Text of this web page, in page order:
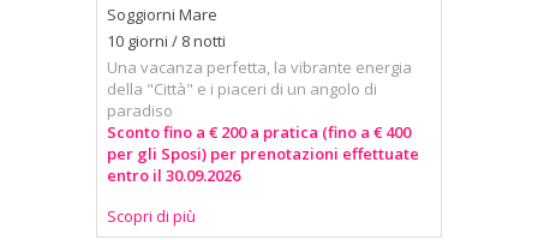
Soggiorni Mare
10 giorni / 8 notti
Una vacanza perfetta, la vibrante energia
della "Città" e i piaceri di un angolo di
paradiso
Sconto fino a € 200 a pratica (fino a € 400
per gli Sposi) per prenotazioni effettuate
entro il 30.09.2026
Scopri di più